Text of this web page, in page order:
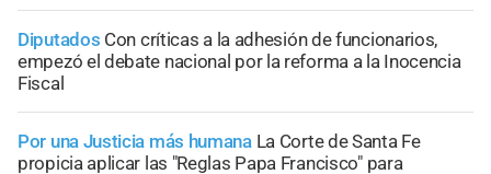
Diputados Con críticas a la adhesión de funcionarios,
empezó el debate nacional por la reforma a la Inocencia
Fiscal
Por una Justicia más humana La Corte de Santa Fe
propicia aplicar las "Reglas Papa Francisco" para